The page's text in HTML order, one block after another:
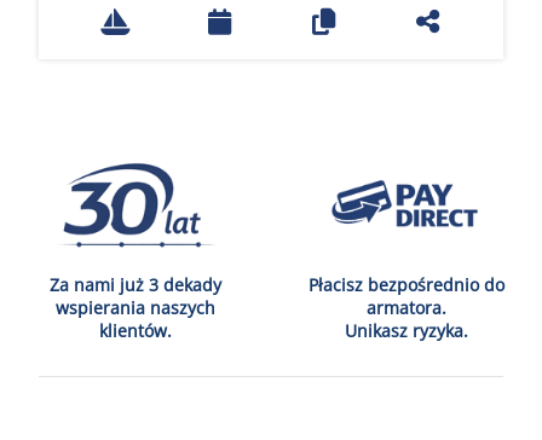
Za nami już 3 dekady
wspierania naszych
klientów.
Płacisz bezpośrednio do
armatora.
Unikasz ryzyka.